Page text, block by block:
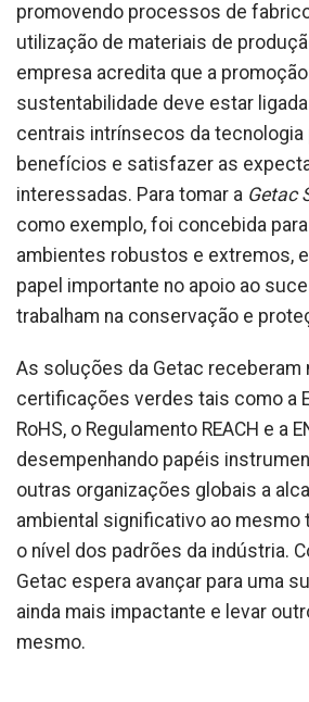
promovendo processos de
utilização de materiais de
empresa acredita que a
sustentabilidade deve estar
centrais intrínsecos da tecnologia
benefícios e satisfazer as
interessadas. Para tomar a Getac
como exemplo, foi concebida
ambientes robustos e extremos,
papel importante no apoio ao
trabalham na conservação e
As soluções da Getac receberam
certificações verdes tais como a
RoHS, o Regulamento REACH e a
desempenhando papéis
outras organizações globais a
ambiental significativo ao mesmo
o nível dos padrões da indústria.
Getac espera avançar para uma
ainda mais impactante e levar
mesmo.